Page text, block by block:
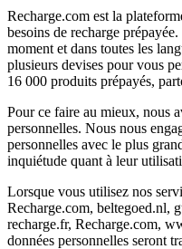
Recharge.com est la
besoins de recharge
moment et dans toutes les
plusieurs devises pour vous
16 000 produits prépayés,
Pour ce faire au mieux, nous
personnelles. Nous nous
personnelles avec le plus
inquiétude quant à leur
Lorsque vous utilisez nos
Recharge.com, beltegoed.nl,
recharge.fr, Recharge.com,
données personnelles seront